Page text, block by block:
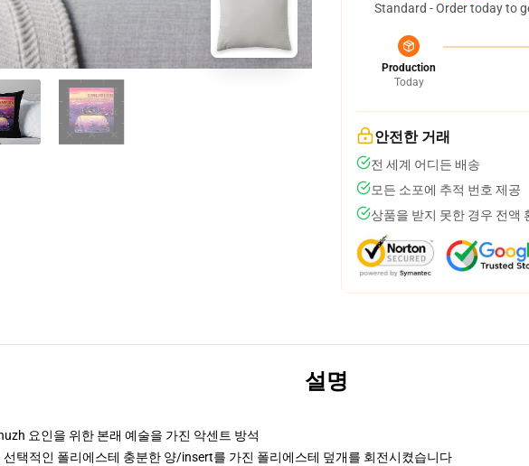
Standard - Order today to
Production
Today
안전한 거래
전 세계 어디든 배송
모든 소포에 추적 번호 제공
상품을 받지 못한 경우 전액
설명
요인을 위한 본래 예술을 가진 악센트 방석
선택적인 폴리에스테 충분한 양/insert를 가진 폴리에스테 덮개를 회전시켰습니다